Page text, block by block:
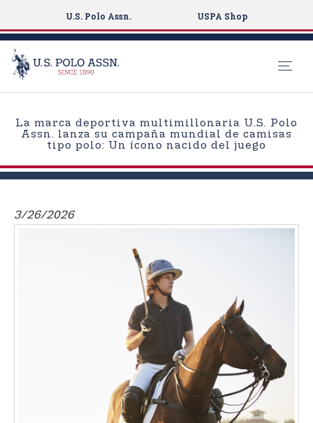
t
U.S. Polo Assn. USPA Shop
La marca deportiva multimillonaria U.S. Polo
Assn. lanza su campaña mundial de camisas
tipo polo: Un ícono nacido del juego
3/26/2026